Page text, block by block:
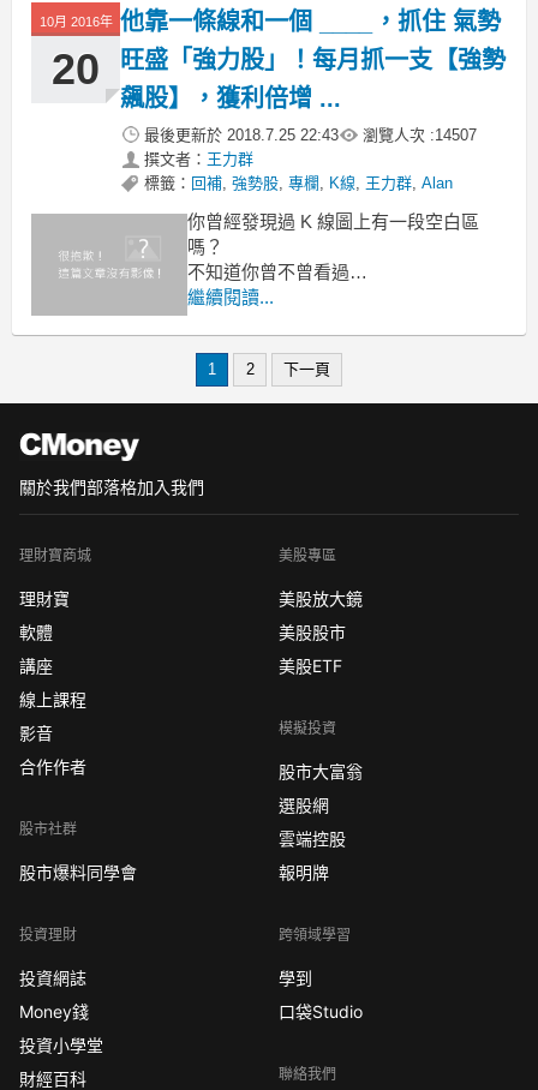
10月 2016年
20
他靠一條線和一個 ____，抓住 氣勢
旺盛「強力股」！每月抓一支【強勢
飆股】，獲利倍增 ...
最後更新於 2018.7.25 22:43 瀏覽人次 :14507
撰文者： 王力群
標籤： 回補, 強勢股, 專欄 , K線, 王力群, Alan
你曾經發現過 K 線圖上有一段空白區
嗎？
不知道你曾不曾看過
在 K 線圖上會有著一段空白
又能發揮什麼樣的用處呢？
繼續閱讀...
1 2 下一頁
關於我們部落格加入我們
理財寶商城
理財寶
軟體
講座
線上課程
影音
合作作者
股市社群
股市爆料同學會
投資理財
投資網誌
Money錢
投資小學堂
財經百科
美股專區
美股放大鏡
美股股市
美股ETF
模擬投資
股市大富翁
選股網
雲端控股
報明牌
跨領域學習
學到
口袋Studio
聯絡我們